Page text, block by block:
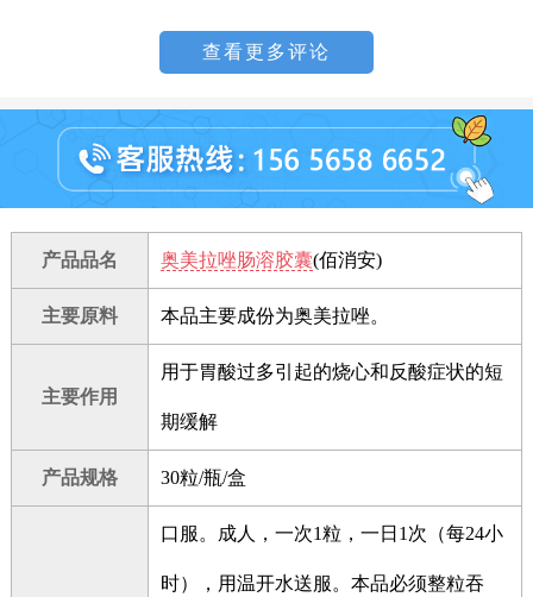
查看更多评论
产品品名 奥美拉唑肠溶胶囊(佰消安)
主要原料 本品主要成份为奥美拉唑。
主要作用
用于胃酸过多引起的烧心和反酸症状的短
期缓解
产品规格 30粒/瓶/盒
口服。成人，一次1粒，一日1次（每24小
时），用温开水送服。本品必须整粒吞